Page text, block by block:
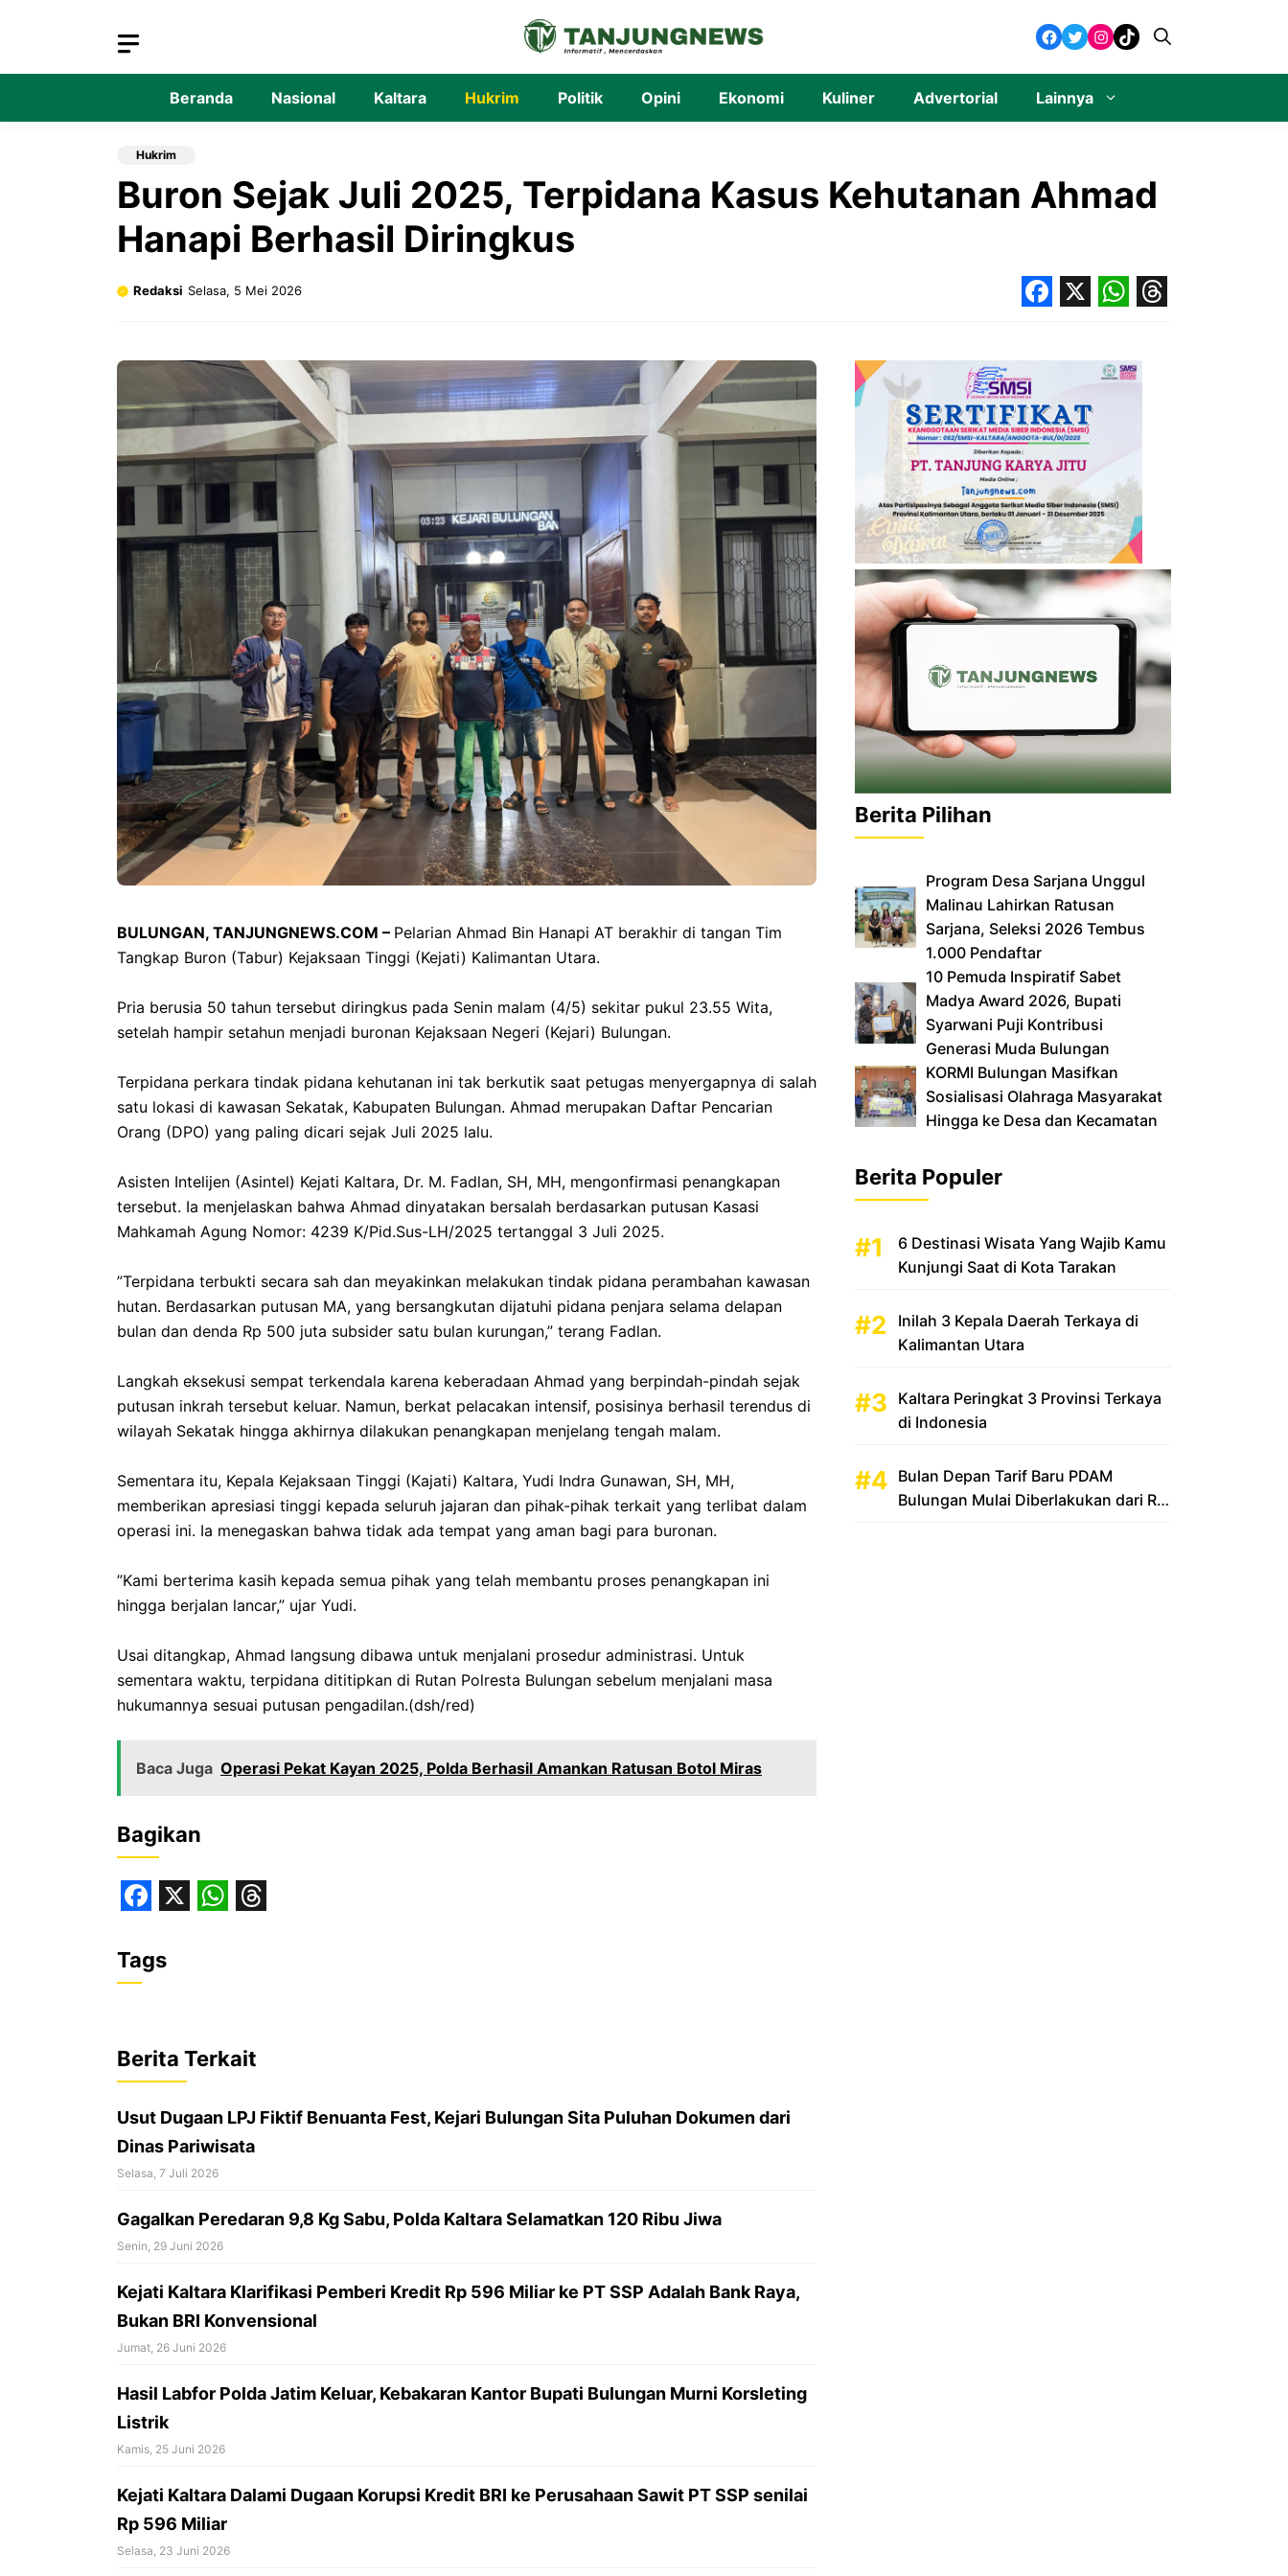
Facebook
Twitter
Instagram
TikTok
Beranda Nasional Kaltara Hukrim Politik Opini Ekonomi Kuliner Advertorial Lainnya
Hukrim
Buron Sejak Juli 2025, Terpidana Kasus Kehutanan Ahmad
Hanapi Berhasil Diringkus
Redaksi Selasa, 5 Mei 2026
BULUNGAN, TANJUNGNEWS.COM – Pelarian Ahmad Bin Hanapi AT berakhir di tangan Tim
Tangkap Buron (Tabur) Kejaksaan Tinggi (Kejati) Kalimantan Utara.
‎Pria berusia 50 tahun tersebut diringkus pada Senin malam (4/5) sekitar pukul 23.55 Wita,
setelah hampir setahun menjadi buronan Kejaksaan Negeri (Kejari) Bulungan.
‎​Terpidana perkara tindak pidana kehutanan ini tak berkutik saat petugas menyergapnya di salah
satu lokasi di kawasan Sekatak, Kabupaten Bulungan. Ahmad merupakan Daftar Pencarian
Orang (DPO) yang paling dicari sejak Juli 2025 lalu.
‎​Asisten Intelijen (Asintel) Kejati Kaltara, Dr. M. Fadlan, SH, MH, mengonfirmasi penangkapan
tersebut. Ia menjelaskan bahwa Ahmad dinyatakan bersalah berdasarkan putusan Kasasi
Mahkamah Agung Nomor: 4239 K/Pid.Sus-LH/2025 tertanggal 3 Juli 2025.
‎​”Terpidana terbukti secara sah dan meyakinkan melakukan tindak pidana perambahan kawasan
hutan. Berdasarkan putusan MA, yang bersangkutan dijatuhi pidana penjara selama delapan
bulan dan denda Rp 500 juta subsider satu bulan kurungan,” terang Fadlan.
‎​Langkah eksekusi sempat terkendala karena keberadaan Ahmad yang berpindah-pindah sejak
putusan inkrah tersebut keluar. Namun, berkat pelacakan intensif, posisinya berhasil terendus di
wilayah Sekatak hingga akhirnya dilakukan penangkapan menjelang tengah malam.
‎​Sementara itu, Kepala Kejaksaan Tinggi (Kajati) Kaltara, Yudi Indra Gunawan, SH, MH,
memberikan apresiasi tinggi kepada seluruh jajaran dan pihak-pihak terkait yang terlibat dalam
operasi ini. Ia menegaskan bahwa tidak ada tempat yang aman bagi para buronan.
‎​”Kami berterima kasih kepada semua pihak yang telah membantu proses penangkapan ini
hingga berjalan lancar,” ujar Yudi.
‎​Usai ditangkap, Ahmad langsung dibawa untuk menjalani prosedur administrasi. Untuk
sementara waktu, terpidana dititipkan di Rutan Polresta Bulungan sebelum menjalani masa
hukumannya sesuai putusan pengadilan.(dsh/red)
Baca Juga Operasi Pekat Kayan 2025, Polda Berhasil Amankan Ratusan Botol Miras
Bagikan
a
c
b
o
o
k
s
A
p
p
a
d
s
Tags
Berita Terkait
Usut Dugaan LPJ Fiktif Benuanta Fest, Kejari Bulungan Sita Puluhan Dokumen dari
Dinas Pariwisata
Selasa, 7 Juli 2026
‎Gagalkan Peredaran 9,8 Kg Sabu, Polda Kaltara Selamatkan 120 Ribu Jiwa
Senin, 29 Juni 2026
Kejati Kaltara Klarifikasi Pemberi Kredit Rp 596 Miliar ke PT SSP Adalah Bank Raya,
Bukan BRI Konvensional
Jumat, 26 Juni 2026
‎Hasil Labfor Polda Jatim Keluar, Kebakaran Kantor Bupati Bulungan Murni Korsleting
Listrik
Kamis, 25 Juni 2026
Kejati Kaltara Dalami Dugaan Korupsi Kredit BRI ke Perusahaan Sawit PT SSP senilai
Rp 596 Miliar
Selasa, 23 Juni 2026
Berita Pilihan
‎Program Desa Sarjana Unggul
Malinau Lahirkan Ratusan
Sarjana, Seleksi 2026 Tembus
1.000 Pendaftar
10 Pemuda Inspiratif Sabet
Madya Award 2026, Bupati
Syarwani Puji Kontribusi
Generasi Muda Bulungan
‎KORMI Bulungan Masifkan
Sosialisasi Olahraga Masyarakat
Hingga ke Desa dan Kecamatan
Berita Populer
6 Destinasi Wisata Yang Wajib Kamu
Kunjungi Saat di Kota Tarakan
Inilah 3 Kepala Daerah Terkaya di
Kalimantan Utara
Kaltara Peringkat 3 Provinsi Terkaya
di Indonesia
Bulan Depan Tarif Baru PDAM
Bulungan Mulai Diberlakukan dari Rp